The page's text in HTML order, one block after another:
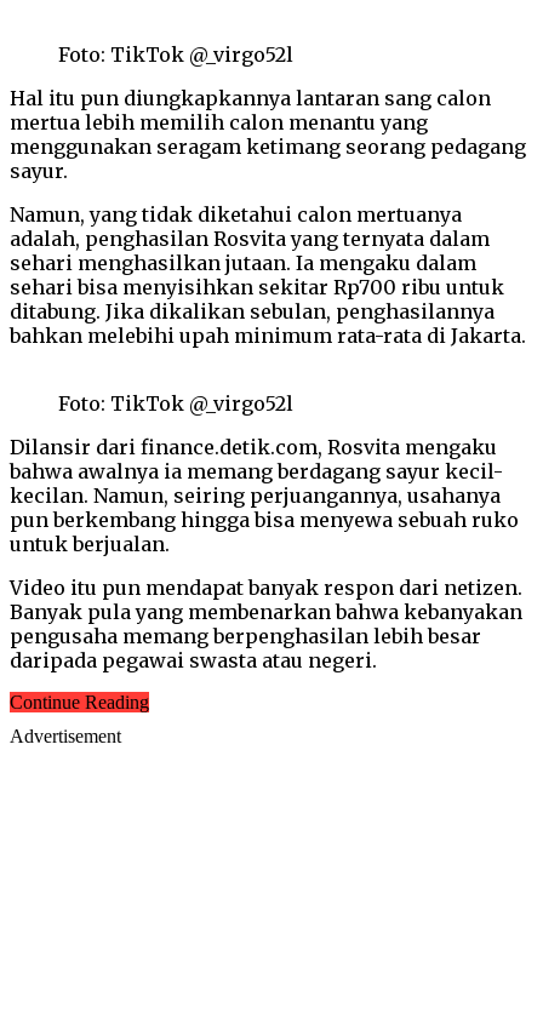
Foto: TikTok @_virgo52l
Hal itu pun diungkapkannya lantaran sang calon
mertua lebih memilih calon menantu yang
menggunakan seragam ketimang seorang pedagang
sayur.
Namun, yang tidak diketahui calon mertuanya
adalah, penghasilan Rosvita yang ternyata dalam
sehari menghasilkan jutaan. Ia mengaku dalam
sehari bisa menyisihkan sekitar Rp700 ribu untuk
ditabung. Jika dikalikan sebulan, penghasilannya
bahkan melebihi upah minimum rata-rata di Jakarta.
Foto: TikTok @_virgo52l
Dilansir dari finance.detik.com, Rosvita mengaku
bahwa awalnya ia memang berdagang sayur kecil-
kecilan. Namun, seiring perjuangannya, usahanya
pun berkembang hingga bisa menyewa sebuah ruko
untuk berjualan.
Video itu pun mendapat banyak respon dari netizen.
Banyak pula yang membenarkan bahwa kebanyakan
pengusaha memang berpenghasilan lebih besar
daripada pegawai swasta atau negeri.
Continue Reading
Advertisement